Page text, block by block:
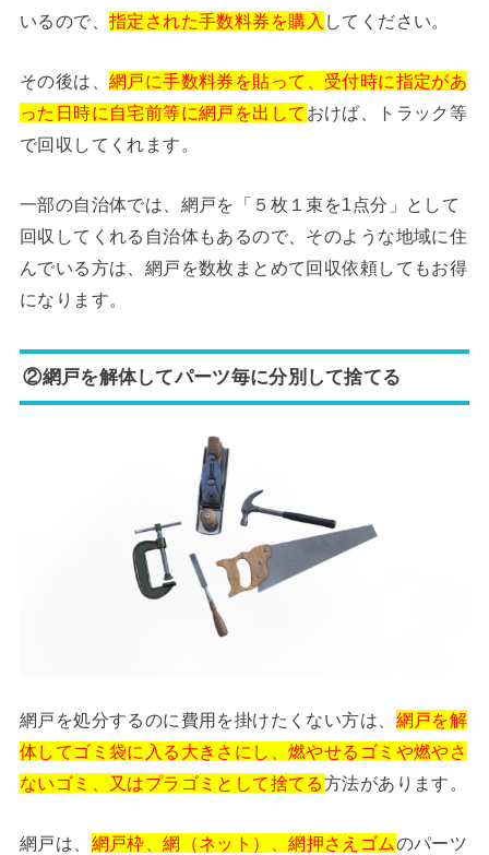
いるので、 指定された手数料券を購入 してください。
その後は、 網戸に手数料券を貼って、受付時に指定があ
った日時に自宅前等に網戸を出して おけば、トラック等
で回収してくれます。
一部の自治体では、網戸を「５枚１束を1点分」として
回収してくれる自治体もあるので、そのような地域に住
んでいる方は、網戸を数枚まとめて回収依頼してもお得
になります。
②網戸を解体してパーツ毎に分別して捨てる
網戸を処分するのに費用を掛けたくない方は、 網戸を解
体してゴミ袋に入る大きさにし、燃やせるゴミや燃やさ
ないゴミ、又はプラゴミとして捨てる方法があります。
網戸は、 網戸枠、網（ネット）、網押さえゴムのパーツ